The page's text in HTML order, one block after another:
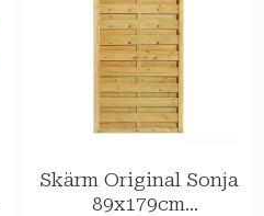
Skärm Original Sonja
89x179cm